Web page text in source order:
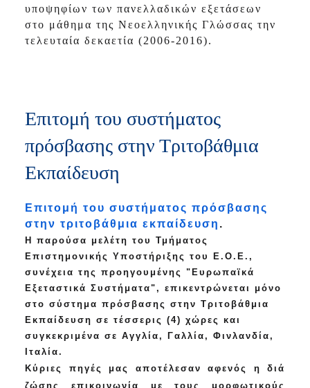
υποψηφίων των πανελλαδικών εξετάσεων
στο μάθημα της Νεοελληνικής Γλώσσας την
τελευταία δεκαετία (2006-2016).
Επιτομή του συστήματος
πρόσβασης στην Τριτοβάθμια
Εκπαίδευση
Επιτομή του συστήματος πρόσβασης
στην τριτοβάθμια εκπαίδευση .
Η παρούσα μελέτη του Τμήματος
Επιστημονικής Υποστήριξης του Ε.Ο.Ε.,
συνέχεια της προηγουμένης "Ευρωπαϊκά
Εξεταστικά Συστήματα", επικεντρώνεται μόνο
στο σύστημα πρόσβασης στην Τριτοβάθμια
Εκπαίδευση σε τέσσερις (4) χώρες και
συγκεκριμένα σε Αγγλία, Γαλλία, Φινλανδία,
Ιταλία.
Κύριες πηγές μας αποτέλεσαν αφενός η διά
ζώσης επικοινωνία με τους μορφωτικούς